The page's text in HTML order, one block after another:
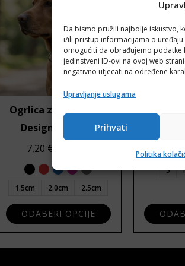
Da bismo pružili najbolje iskustvo,
i/ili pristup informacijama o
omogućiti da obrađujemo podatke
jedinstveni ID-ovi na ovoj web
negativno utjecati na određene
Upravljanje uslugama
Prihvati
Politika
Ogrlica za pse Matis
Design neopren
7,20 € Raspon cijena: od
1.5cm 2.0cm 2.5cm
ODABERI OPCIJE
S